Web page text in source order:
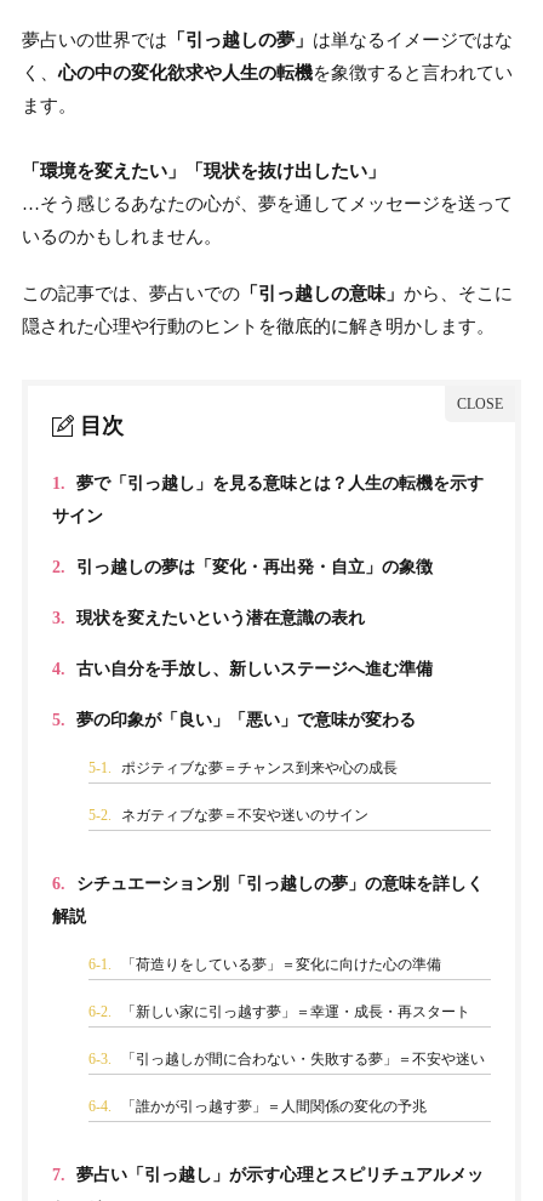
夢占いの世界では 「引っ越しの夢」 は単なるイメージではな
く、心の中の変化欲求や人生の転機を象徴すると言われてい
ます。
「環境を変えたい」「現状を抜け出したい」
…そう感じるあなたの心が、夢を通してメッセージを送って
いるのかもしれません。
この記事では、夢占いでの「引っ越しの意味」 から、そこに
隠された心理や行動のヒントを徹底的に解き明かします。
目次
1.
夢で「引っ越し」を見る意味とは？人生の転機を示す
サイン
2. 引っ越しの夢は「変化・再出発・自立」の象徴
3. 現状を変えたいという潜在意識の表れ
4. 古い自分を手放し、新しいステージへ進む準備
5. 夢の印象が「良い」「悪い」で意味が変わる
5-1. ポジティブな夢＝チャンス到来や心の成長
5-2. ネガティブな夢＝不安や迷いのサイン
6.
シチュエーション別「引っ越しの夢」の意味を詳しく
解説
6-1. 「荷造りをしている夢」＝変化に向けた心の準備
6-2. 「新しい家に引っ越す夢」＝幸運・成長・再スタート
6-3. 「引っ越しが間に合わない・失敗する夢」＝不安や迷い
6-4. 「誰かが引っ越す夢」＝人間関係の変化の予兆
7.
夢占い「引っ越し」が示す心理とスピリチュアルメッ